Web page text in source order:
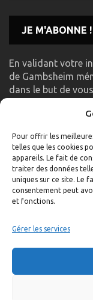
Pour offrir les
telles que les cookies
appareils. Le fait de
traiter des données
uniques sur ce site. Le
consentement peut
et fonctions.
Gérer les services
En validant votre
de Gambsheim
dans le but de
LIENS UTILES
Accueil
Formulaire de contact
Gambs TV
Mentions légales
Politique de